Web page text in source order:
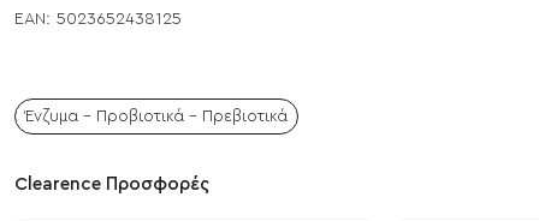
EAN: 5023652438125
Ένζυμα - Προβιοτικά - Πρεβιοτικά
Clearence Προσφορές